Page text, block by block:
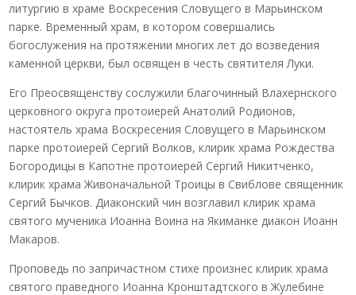
литургию в храме Воскресения Словущего в Марьинском
парке. Временный храм, в котором совершались
богослужения на протяжении многих лет до возведения
каменной церкви, был освящен в честь святителя Луки.
Его Преосвященству сослужили благочинный Влахернского
церковного округа протоиерей Анатолий Родионов,
настоятель храма Воскресения Словущего в Марьинском
парке протоиерей Сергий Волков, клирик храма Рождества
Богородицы в Капотне протоиерей Сергий Никитченко,
клирик храма Живоначальной Троицы в Свиблове священник
Сергий Бычков. Диаконский чин возглавил клирик храма
святого мученика Иоанна Воина на Якиманке диакон Иоанн
Макаров.
Проповедь по запричастном стихе произнес клирик храма
святого праведного Иоанна Кронштадтского в Жулебине